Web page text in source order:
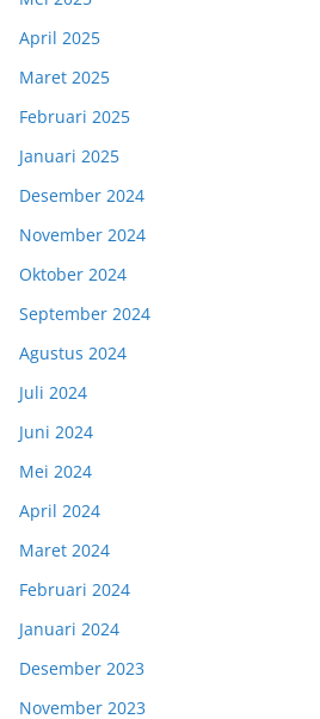
April 2025
Maret 2025
Februari 2025
Januari 2025
Desember 2024
November 2024
Oktober 2024
September 2024
Agustus 2024
Juli 2024
Juni 2024
Mei 2024
April 2024
Maret 2024
Februari 2024
Januari 2024
Desember 2023
November 2023